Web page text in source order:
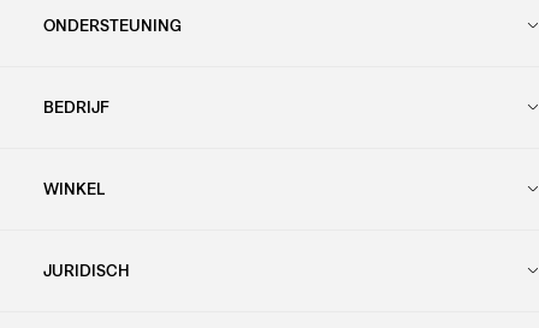
ONDERSTEUNING
BEDRIJF
WINKEL
JURIDISCH